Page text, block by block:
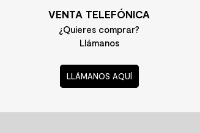
VENTA TELEFÓNICA
¿Quieres comprar?
Llámanos
LLÁMANOS AQUÍ